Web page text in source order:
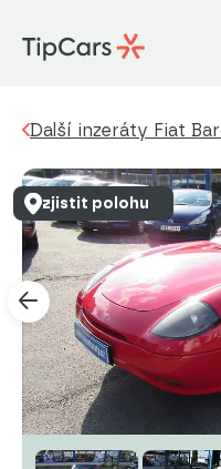
Další inzeráty Fiat
zjistit polohu